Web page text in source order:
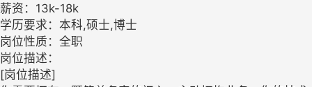
薪资：13k-18k
学历要求：本科,硕士,博士
岗位性质：全职
岗位描述：
[岗位描述]